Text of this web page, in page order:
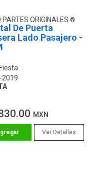
PARTES ORIGINALES
De Puerta
Lado Pasajero -
2019
MXN
Ver Detalles